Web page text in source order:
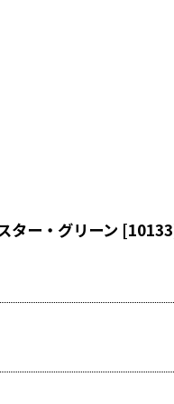
ター・グリーン [10133